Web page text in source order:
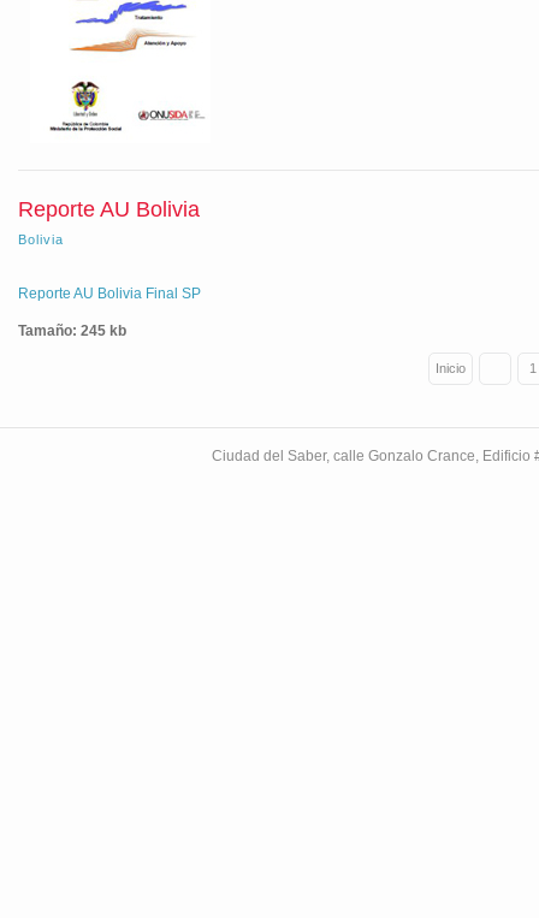
Reporte AU Bolivia
Bolivia
Reporte AU Bolivia Final SP
Tamaño: 245 kb
Inicio «1
Ciudad del Saber, calle Gonzalo Crance,